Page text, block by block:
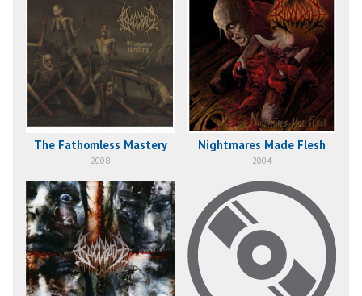
The Fathomless Mastery
2008
Nightmares Made Flesh
2004